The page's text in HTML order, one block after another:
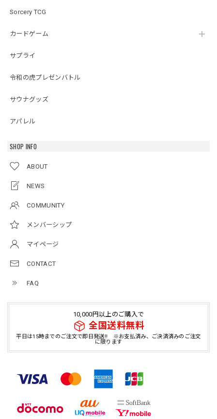
Sorcery TCG
カードゲーム
サプライ
令和の虎プレゼンバトル
サウナグッズ
アパレル
SHOP INFO
ABOUT
NEWS
COMMUNITY
メンバーシップ
マイページ
CONTACT
FAQ
10,000円以上のご購入で
全国送料無料
平日は15時までのご注文で即日発送!! ※お支払済み、ご決済済みのご注文
に限ります